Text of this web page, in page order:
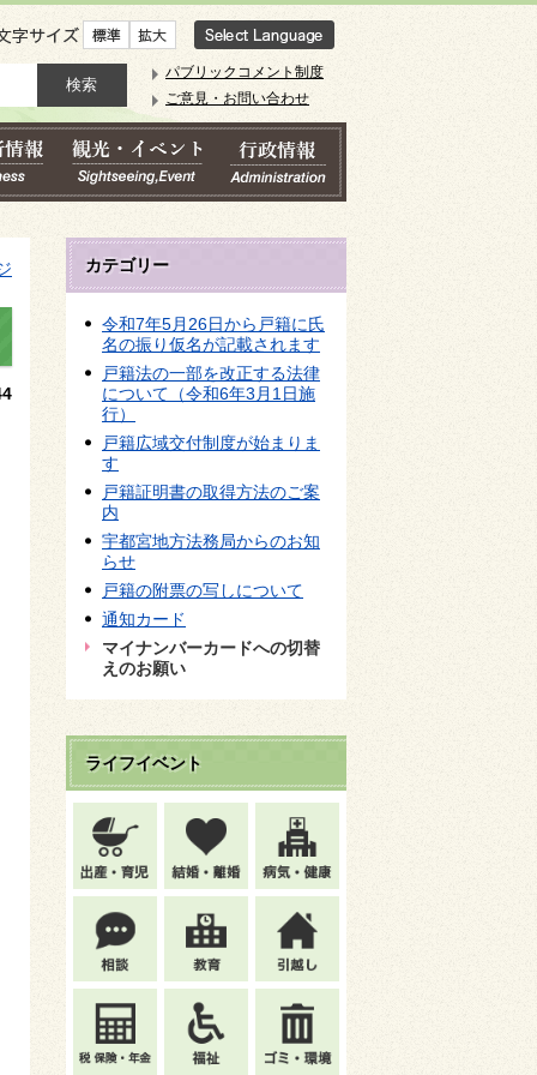
文字サイズ
パブリックコメント制度
ご意見・お問い合わせ
カテゴリー
令和7年5月26日から戸籍に氏
名の振り仮名が記載されます
戸籍法の一部を改正する法律
について（令和6年3月1日施
行）
戸籍広域交付制度が始まりま
す
戸籍証明書の取得方法のご案
内
宇都宮地方法務局からのお知
らせ
戸籍の附票の写しについて
通知カード
マイナンバーカードへの切替
えのお願い
ライフイベント